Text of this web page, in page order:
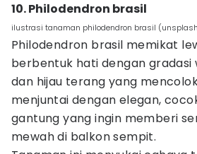
10. Philodendron brasil
ilustrasi tanaman philodendron brasil
Philodendron brasil memikat
berbentuk hati dengan gradasi
dan hijau terang yang
menjuntai dengan elegan,
gantung yang ingin memberi
mewah di balkon sempit.